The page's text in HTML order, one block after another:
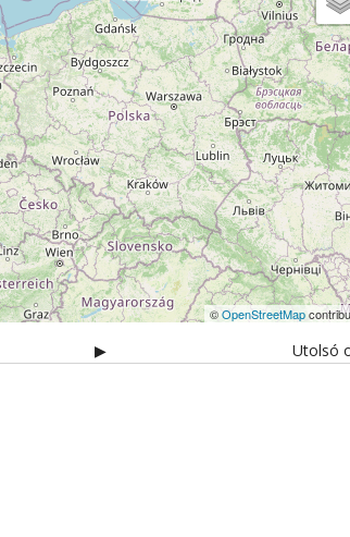
©OpenStreetMap
▶ Utolsó